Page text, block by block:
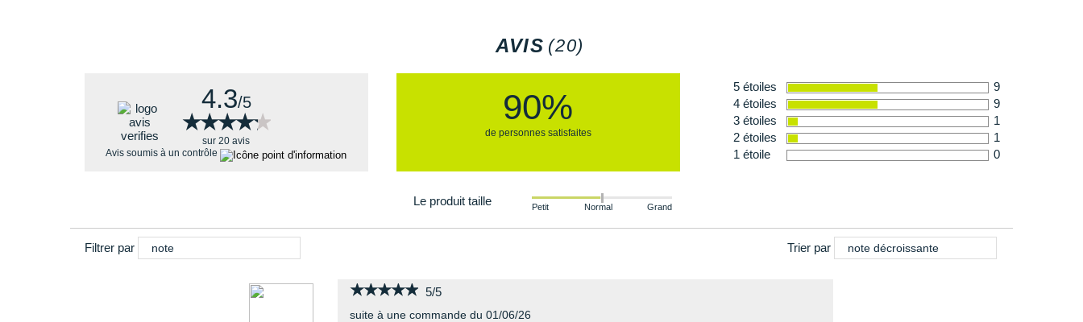
AVIS (20)
4.3/5
★★★★★
★★★★★
sur 20 avis
Avis soumis à un contrôle
90%
de personnes satisfaites
5 étoiles
9
4 étoiles
9
3 étoiles
1
2 étoiles
1
1 étoile
0
Le produit taille Petit Normal Grand
Filtrer par note Trier par note décroissante
★★★★★
★★★★★ 5/5
suite à une commande du 01/06/26